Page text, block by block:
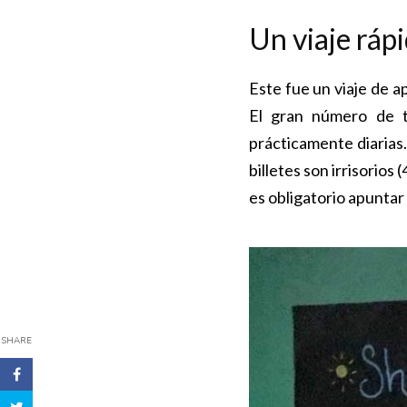
SHARE
Un viaje
Este fue un viaje de
El gran número de
prácticamente
billetes son irrisorios
es obligatorio apuntar